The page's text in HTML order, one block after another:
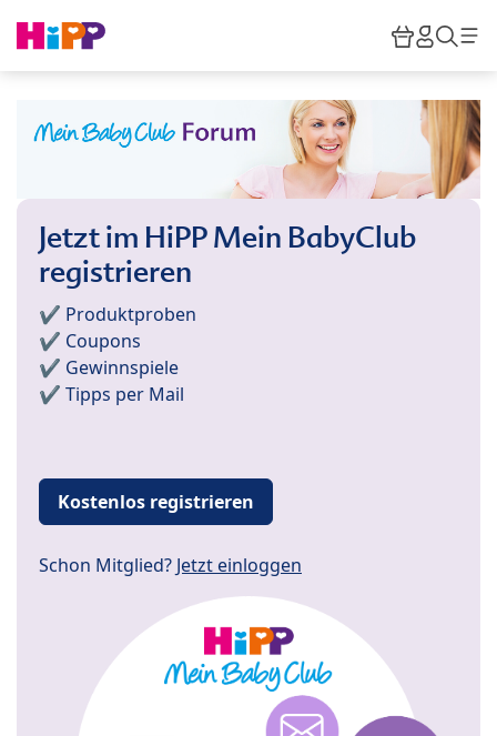
HiPP
Jetzt im HiPP Mein BabyClub
registrieren
✔️ Produktproben
✔️ Coupons
✔️ Gewinnspiele
✔️ Tipps per Mail
Kostenlos registrieren
Schon Mitglied? Jetzt einloggen